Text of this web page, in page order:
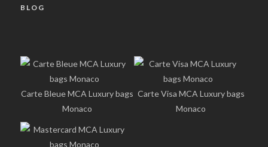
BLOG
Carte Bleue MCA Luxury bags
Monaco
Carte Visa MCA Luxury bags
Monaco